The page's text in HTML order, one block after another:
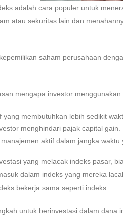
adalah cara populer untuk
atau sekuritas lain dan
saham perusahaan
mengapa investor
yang membutuhkan lebih sedikit
menghindari pajak capital gain.
aktif dalam jangka waktu
yang melacak indeks pasar,
dalam indeks yang mereka
bekerja sama seperti indeks.
untuk berinvestasi dalam dana